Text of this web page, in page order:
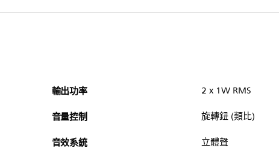
輸出功率 2 x 1W RMS
音量控制 旋轉鈕 (類比)
音效系統 立體聲